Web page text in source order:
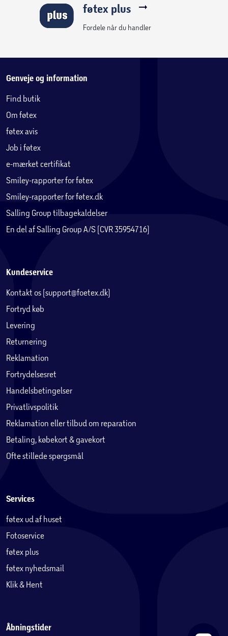
føtex plus
Fordele når du handler
Genveje og information
Find butik
Om føtex
føtex avis
Job i føtex
e-mærket certifikat
Smiley-rapporter for føtex
Smiley-rapporter for føtex.dk
Salling Group tilbagekaldelser
En del af Salling Group A/S (CVR 35954716)
Kundeservice
Kontakt os (support@foetex.dk)
Fortryd køb
Levering
Returnering
Reklamation
Fortrydelsesret
Handelsbetingelser
Privatlivspolitik
Reklamation eller tilbud om reparation
Betaling, købekort & gavekort
Ofte stillede spørgsmål
Services
føtex ud af huset
Fotoservice
føtex plus
føtex nyhedsmail
Klik & Hent
Åbningstider